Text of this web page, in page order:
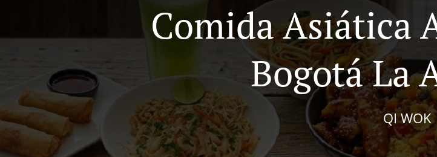
Comida Asiática
Bogotá La
QI WOK